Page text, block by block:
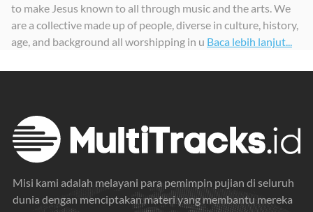
to make Jesus known to all through music and the arts. We
are a collective made up of people, diverse in culture, history,
age, and background all worshipping in u Baca lebih lanjut...
Misi kami adalah melayani para pemimpin pujian di seluruh
dunia dengan menciptakan materi yang membantu mereka